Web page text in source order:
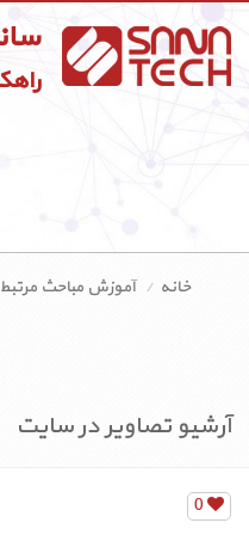
خانه
آموزش مباحث
آرشیو تصاویر در سایت
0